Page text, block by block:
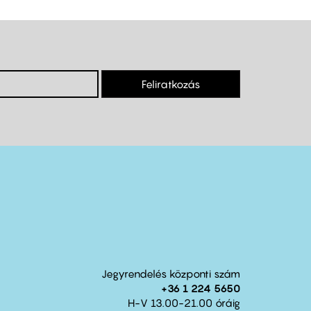
Feliratkozás
Jegyrendelés központi szám
+36 1 224 5650
H-V 13.00-21.00 óráig